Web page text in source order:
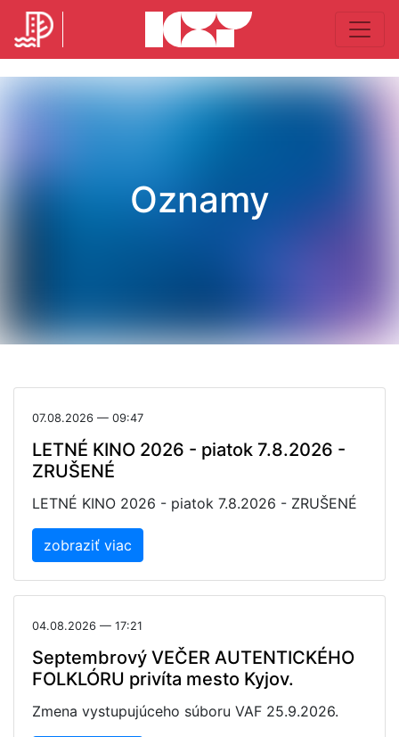
Oznamy
07.08.2026 — 09:47
LETNÉ KINO 2026 - piatok 7.8.2026 -
ZRUŠENÉ
LETNÉ KINO 2026 - piatok 7.8.2026 - ZRUŠENÉ
zobraziť viac
04.08.2026 — 17:21
Septembrový VEČER AUTENTICKÉHO
FOLKLÓRU privíta mesto Kyjov.
Zmena vystupujúceho súboru VAF 25.9.2026.